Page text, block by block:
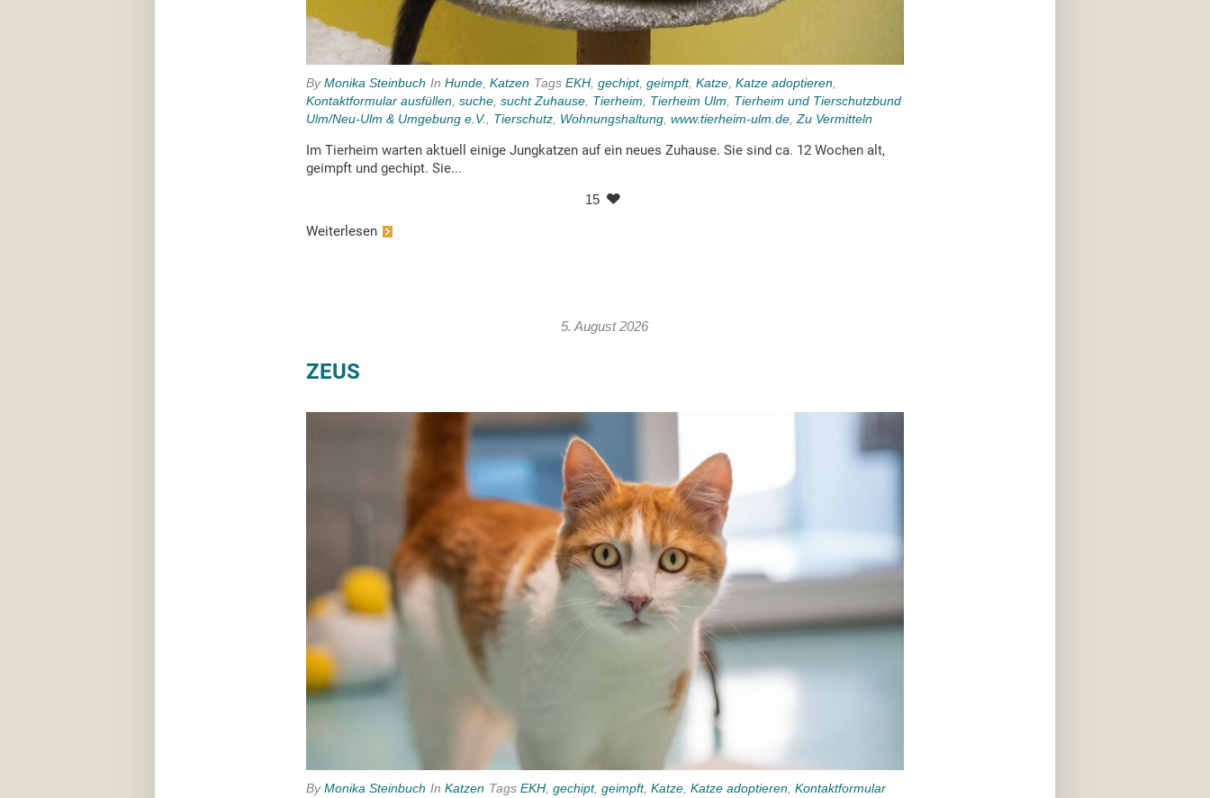
ByMonika Steinbuch In Hunde, Katzen Tags EKH, gechipt, geimpft, Katze, Katze adoptieren,
Kontaktformular ausfüllen, suche, sucht Zuhause, Tierheim Tierheim Ulm
Tierheim und Tierschutzbund
Ulm/Neu-Ulm & Umgebung e.V.
Tierschutz, Wohnungshaltung, www.tierheim-ulm.de, Zu Vermitteln
Im Tierheim warten aktuell einige Jungkatzen auf ein neues Zuhause. Sie sind ca. 12 Wochen alt,
geimpft und gechipt. Sie...
15
Weiterlesen
5. August 2026
ZEUS
ByMonika Steinbuch In Katzen Tags EKH, gechipt, geimpft, Katze, Katze adoptieren, Kontaktformular